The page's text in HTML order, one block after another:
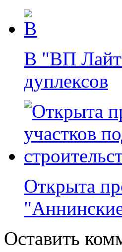
В "ВП
дуплексов
Открыта
Оставить